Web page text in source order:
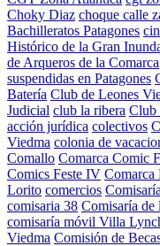
Choky Diaz choque calle
Bachilleratos Patagones
Histórico de la Gran
de Arqueros de la Comarca
suspendidas en Patagones
Batería Club de Leones
Judicial club la ribera Club
acción jurídica colectivos
Viedma colonia de
Comallo Comarca Comic
Comics Feste IV Comarca
Lorito comercios
comisaria 38 Comisaría de
comisaría móvil Villa
Viedma Comisión de